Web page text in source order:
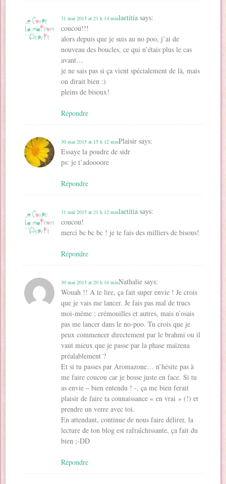
laetitia says:
31 mai 2015 at 21 h 14 min
coucou!!!
alors depuis que je suis au no poo, j’ai de
nouveau des boucles, ce qui n’étais plus le cas
avant…
je ne sais pas si ça vient spécialement de là, mais
on dirait bien :)
pleins de bisoux!
Répondre
Plaisir says:
30 mai 2015 at 15 h 12 min
Essaye la poudre de sidr
ps: je t’adoooore
Répondre
laetitia says:
31 mai 2015 at 21 h 12 min
coucou!
merci bc bc bc ! je te fais des milliers de bisous!
Répondre
Nathalie says:
30 mai 2015 at 20 h 16 min
Wouah !! A te lire, ça fait super envie ! Je crois
que je vais me lancer. Je fais pas mal de trucs
moi-même : crémouilles et autres, mais n’osais
pas me lancer dans le no-poo. Tu crois que je
peux commencer directement par le brahmi ou il
vaut mieux que je passe par la phase maïzena
préalablement ?
Et si tu passes par Aromazone… n’hésite pas à
me faire coucou car je bosse juste en face. Si tu
as envie – bien entendu ! -, ça me bien ferait
plaisir de faire ta connaissance « en vrai » (!) et
prendre un verre avec toi.
En attendant, continue de nous faire délirer, la
lecture de ton blog est rafraîchissante, ça fait du
bien ;-DD
Répondre